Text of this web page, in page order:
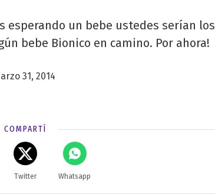
esperando un bebe ustedes serían los
bebe Bionico en camino. Por ahora!
31, 2014
COMPARTÍ
Twitter Whatsapp